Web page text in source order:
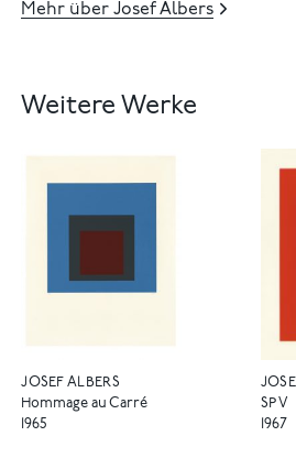
Mehr über Josef Albers
Weitere Werke
JOSEF ALBERS
Hommage au Carré
1965
SP V
1967